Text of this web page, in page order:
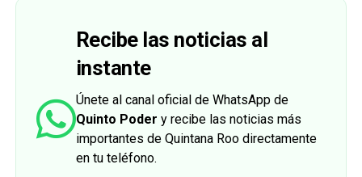
Recibe las noticias al
instante
Únete al canal oficial de WhatsApp de
Quinto Poder y recibe las noticias más
importantes de Quintana Roo directamente
en tu teléfono.